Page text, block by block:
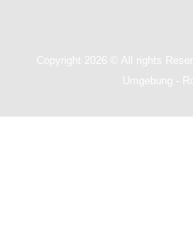
Copyright 2026 © All rights
Umgebung -